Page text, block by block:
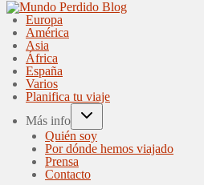
Europa
América
Asia
África
España
Varios
Planifica tu viaje
Más info
Quién soy
Por dónde hemos viajado
Prensa
Contacto